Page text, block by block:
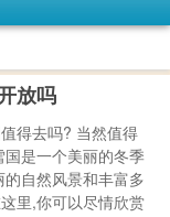
放吗
得去吗? 当然值得
是一个美丽的冬季
自然风景和丰富多
里,你可以尽情欣赏